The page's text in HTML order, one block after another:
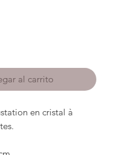
al carrito
en cristal à